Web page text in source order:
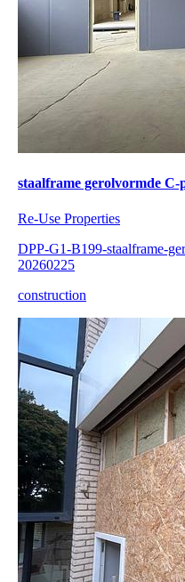
staalframe gerolvormde C-
Re-Use Properties
DPP-G1-B199-staalframe-
20260225
construction